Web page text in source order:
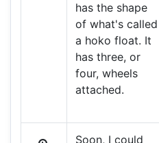
has the shape
of what's called
a hoko float. It
has three, or
four, wheels
attached.
Soon, I could